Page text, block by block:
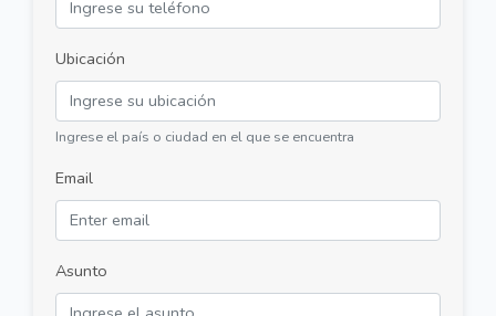
Ubicación
Ingrese el país o ciudad en el que se encuentra
Email
Asunto